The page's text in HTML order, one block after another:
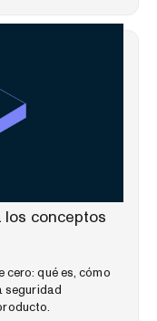
los conceptos
qué es, cómo
seguridad